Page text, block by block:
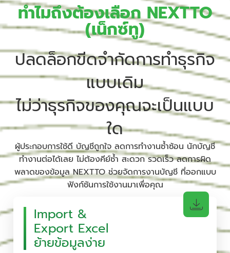
ทำไมถึงต้องเลือก NEXTTO
(เน็กซ์ทู)
ปลดล็อกขีดจำกัดการทำธุรกิจ
แบบเดิม
ไม่ว่าธุรกิจของคุณจะเป็นแบบ
ใด
ผู้ประกอบการใช้ดี บัญชีถูกใจ ลดการทำงานซ้ำซ้อน นักบัญชี
ทำงานต่อได้เลย ไม่ต้องคีย์ซ้ำ สะดวก รวดเร็ว ลดการผิด
พลาดของข้อมูล NEXTTO ช่วยจัดการงานบัญชี ที่ออกแบบ
ฟังก์ชันการใช้งานมาเพื่อคุณ
Import &
Export Excel
ย้ายข้อมูลง่าย